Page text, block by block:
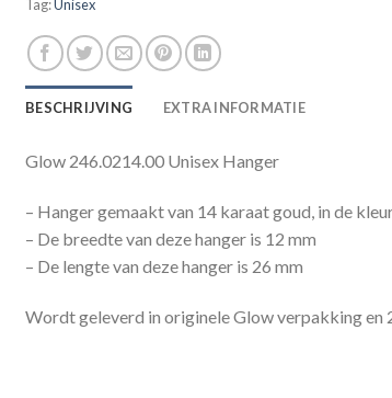
Tag:Unisex
BESCHRIJVING EXTRA INFORMATIE
Glow 246.0214.00 Unisex Hanger
– Hanger gemaakt van 14 karaat goud, in de
– De breedte van deze hanger is 12 mm
– De lengte van deze hanger is 26 mm
Wordt geleverd in originele Glow verpakking en